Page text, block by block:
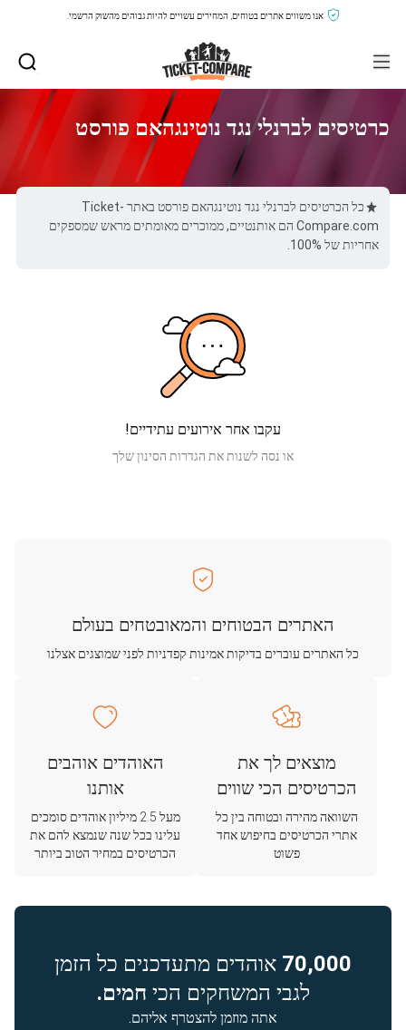
אנו משווים אתרים בטוחים, המחירים עשויים להיות גבוהים מהשוק הרשמי.
כרטיסים לברנלי נגד נוטינגהאם פורסט
כל הכרטיסים לברנלי נגד נוטינגהאם פורסט באתר Ticket-
Compare.com הם אותנטיים, ממוכרים מאומתים מראש שמספקים
אחריות של 100%.
עקבו אחר אירועים עתידיים!
או נסה לשנות את הגדרות הסינון שלך
האתרים הבטוחים והמאובטחים בעולם
כל האתרים עוברים בדיקות אמינות קפדניות לפני שמוצגים אצלנו
מוצאים לך את
הכרטיסים הכי שווים
השוואה מהירה ובטוחה בין כל
אתרי הכרטיסים בחיפוש אחד
פשוט
האוהדים אוהבים
אותנו
מעל 2.5 מיליון אוהדים סומכים
עלינו בכל שנה שנמצא להם את
הכרטיסים במחיר הטוב ביותר
70,000 אוהדים מתעדכנים כל הזמן
לגבי המשחקים הכי חמים.
אתה מוזמן להצטרף אליהם.